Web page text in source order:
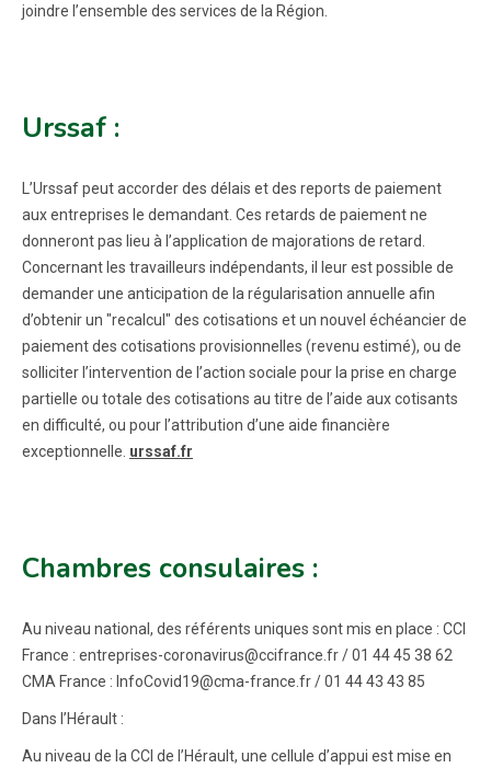
joindre l’ensemble des services de la Région.
Urssaf :
L’Urssaf peut accorder des délais et des reports de paiement
aux entreprises le demandant. Ces retards de paiement ne
donneront pas lieu à l’application de majorations de retard.
Concernant les travailleurs indépendants, il leur est possible de
demander une anticipation de la régularisation annuelle afin
d’obtenir un "recalcul" des cotisations et un nouvel échéancier de
paiement des cotisations provisionnelles (revenu estimé), ou de
solliciter l’intervention de l’action sociale pour la prise en charge
partielle ou totale des cotisations au titre de l’aide aux cotisants
en difficulté, ou pour l’attribution d’une aide financière
exceptionnelle. urssaf.fr
Chambres consulaires :
Au niveau national, des référents uniques sont mis en place : CCI
France : entreprises-coronavirus@ccifrance.fr / 01 44 45 38 62
CMA France : InfoCovid19@cma-france.fr / 01 44 43 43 85
Dans l’Hérault :
Au niveau de la CCI de l’Hérault, une cellule d’appui est mise en